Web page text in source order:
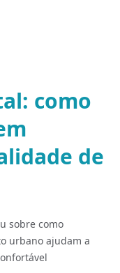
como
de
sobre como
urbano ajudam a